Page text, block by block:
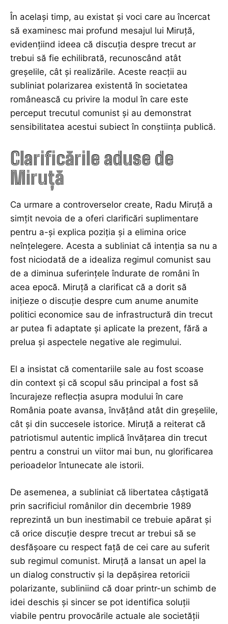
În același timp, au existat și voci care au încercat
să examinesc mai profund mesajul lui Miruță,
evidențiind ideea că discuția despre trecut ar
trebui să fie echilibrată, recunoscând atât
greșelile, cât și realizările. Aceste reacții au
subliniat polarizarea existentă în societatea
românească cu privire la modul în care este
perceput trecutul comunist și au demonstrat
sensibilitatea acestui subiect în conștiința publică.
Clarificările aduse de
Miruță
Ca urmare a controverselor create, Radu Miruță a
simțit nevoia de a oferi clarificări suplimentare
pentru a-și explica poziția și a elimina orice
neînțelegere. Acesta a subliniat că intenția sa nu a
fost niciodată de a idealiza regimul comunist sau
de a diminua suferințele îndurate de români în
acea epocă. Miruță a clarificat că a dorit să
inițieze o discuție despre cum anume anumite
politici economice sau de infrastructură din trecut
ar putea fi adaptate și aplicate la prezent, fără a
prelua și aspectele negative ale regimului.
El a insistat că comentariile sale au fost scoase
din context și că scopul său principal a fost să
încurajeze reflecția asupra modului în care
România poate avansa, învățând atât din greșelile,
cât și din succesele istorice. Miruță a reiterat că
patriotismul autentic implică învățarea din trecut
pentru a construi un viitor mai bun, nu glorificarea
perioadelor întunecate ale istorii.
De asemenea, a subliniat că libertatea câștigată
prin sacrificiul românilor din decembrie 1989
reprezintă un bun inestimabil ce trebuie apărat și
că orice discuție despre trecut ar trebui să se
desfășoare cu respect față de cei care au suferit
sub regimul comunist. Miruță a lansat un apel la
un dialog constructiv și la depășirea retoricii
polarizante, subliniind că doar printr-un schimb de
idei deschis și sincer se pot identifica soluții
viabile pentru provocările actuale ale societății